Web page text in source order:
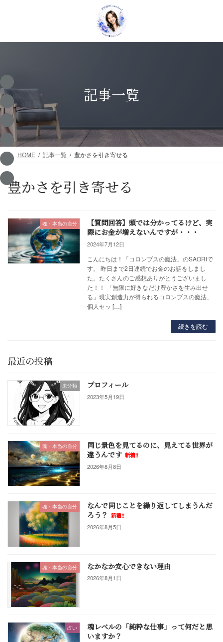
キ
ッ
プ
に
移
動
記事一覧
HOME 記事一覧 豊かさを引き寄せる
豊かさを引き寄せる
魂・本当の自分
【質問回答】頭では分かってるけど、実
際にお金が増えないんですが・・・
2024年7月12日
こんにちは！「コロンブスの魔法」のSAORIで
す。 昨日まで2日連続でお金のお話をしまし
た。たくさんのご感想ありがとうございまし
た！！ 「無限に好きなだけ豊かさを生み出せ
る」現実創造力が得られるコロンブスの魔法、
個人セッ […]
続きを読む
最近の投稿
未分類 プロフィール
2023年5月19日
魂・本当の自分
同じ景色を見てるのに、見えてる世界が
違うんです 新着!!
2026年8月8日
魂・本当の自分
なんで同じことを繰り返してしまうんだ
ろう？ 新着!!
2026年8月5日
魂・本当の自分 なかなか安心できない理由
2026年8月1日
占い
魂レベルの「純粋な仕事」って何だと思
いますか？